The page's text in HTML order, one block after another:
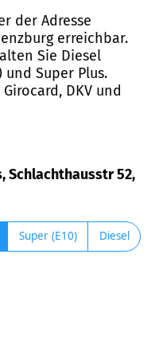
der Adresse
erreichbar.
Sie Diesel
und Super Plus.
DKV und
52,
Super (E10) Diesel